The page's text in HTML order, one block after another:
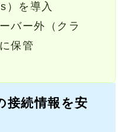
）を導入
バー外（クラ
保管
続情報を安